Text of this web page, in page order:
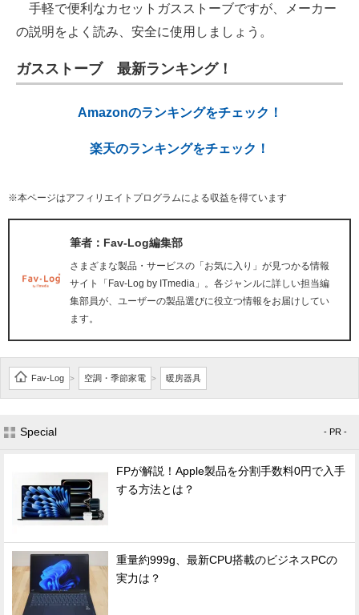
手軽で便利なカセットガスストーブですが、メーカー
の説明をよく読み、安全に使用しましょう。
ガスストーブ 最新ランキング！
Amazonのランキングをチェック！
楽天のランキングをチェック！
※本ページはアフィリエイトプログラムによる収益を得ています
筆者：Fav-Log編集部
さまざまな製品・サービスの「お気に入り」が見つかる情報
サイト「Fav-Log by ITmedia」。各ジャンルに詳しい担当編
集部員が、ユーザーの製品選びに役立つ情報をお届けしてい
ます。
Fav-Log > 空調・季節家電 > 暖房器具
Special - PR -
FPが解説！Apple製品を分割手数料0円で入手
する方法とは？
重量約999g、最新CPU搭載のビジネスPCの
実力は？